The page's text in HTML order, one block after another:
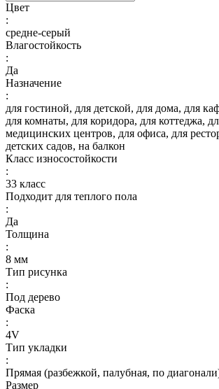
Цвет
:
средне-серый
Влагостойкость
:
Да
Назначение
:
для гостиной, для детской, для дома, для
для комнаты, для коридора, для коттеджа,
медицинских центров, для офиса, для
детских садов, на балкон
Класс износостойкости
:
33 класс
Подходит для теплого пола
:
Да
Толщина
:
8 мм
Тип рисунка
:
Под дерево
Фаска
:
4V
Тип укладки
:
Прямая (разбежкой, палубная, по
Размер